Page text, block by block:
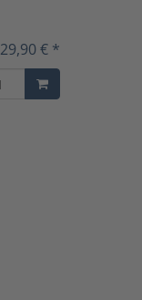
29,90 € *